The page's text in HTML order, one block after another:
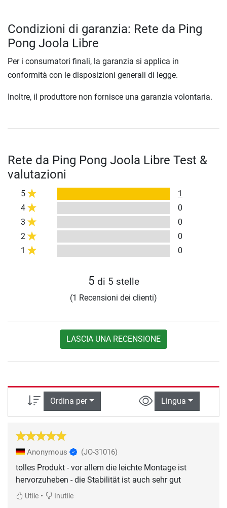
Condizioni di garanzia: Rete da Ping
Pong Joola Libre
Per i consumatori finali, la garanzia si applica in
conformità con le disposizioni generali di legge.
Inoltre, il produttore non fornisce una garanzia volontaria.
Rete da Ping Pong Joola Libre Test &
valutazioni
5
1
4
0
3
0
2
0
1
0
5 di 5 stelle
(1 Recensioni dei clienti)
LASCIA UNA RECENSIONE
Ordina per Lingua
Anonymous (JO-31016)
tolles Produkt - vor allem die leichte Montage ist
hervorzuheben - die Stabilität ist auch sehr gut
Utile • Inutile